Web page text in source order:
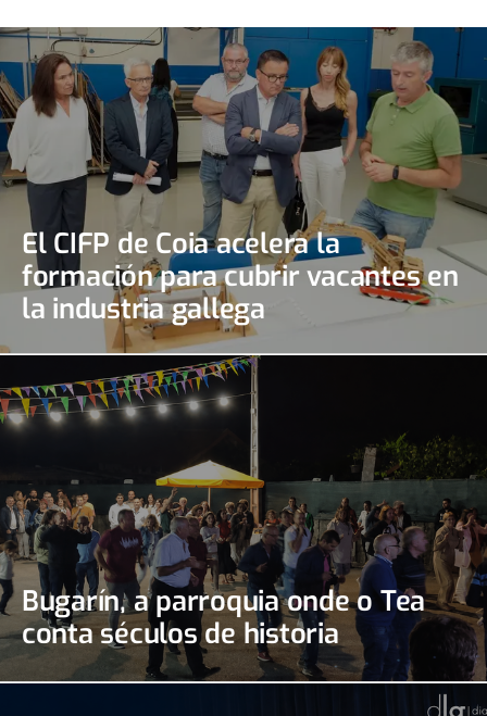
El CIFP de Coia acelera la
formación para cubrir vacantes en
la industria gallega
Bugarín, a parroquia onde o Tea
conta séculos de historia